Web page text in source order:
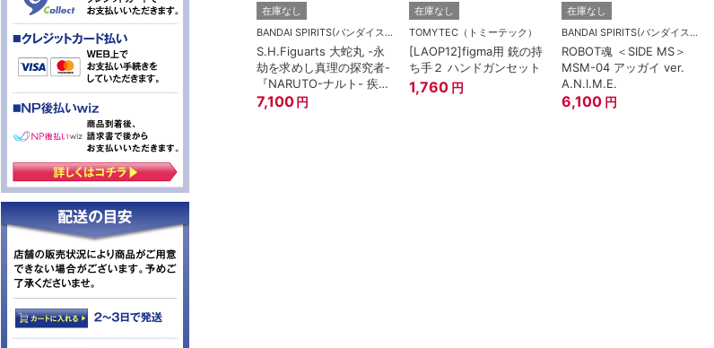
在庫なし
BANDAI SPIRITS(バンダイスピリッツ)
S.H.Figuarts 大蛇丸 -永
劫を求めし真理の探究者-
『NARUTO-ナルト- 疾風
伝』
7,100 円
在庫なし
TOMYTEC（トミーテック）
[LAOP12]figma用 銃の持
ち手２ ハンドガンセット
1,760 円
在庫なし
BANDAI SPIRITS(バンダイスピリッツ)
ROBOT魂 ＜SIDE MS＞
MSM-04 アッガイ ver.
A.N.I.M.E.
6,100 円